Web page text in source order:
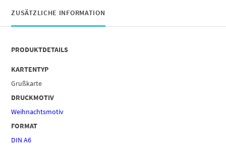
ZUSÄTZLICHE INFORMATION
PRODUKTDETAILS
KARTENTYP
Grußkarte
DRUCKMOTIV
Weihnachtsmotiv
FORMAT
DIN A6